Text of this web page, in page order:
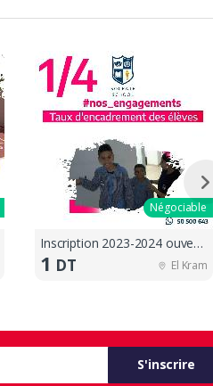
Négociable
Inscription 2023-2024 ouvertes !!
1 DT El Kram
S'inscrire